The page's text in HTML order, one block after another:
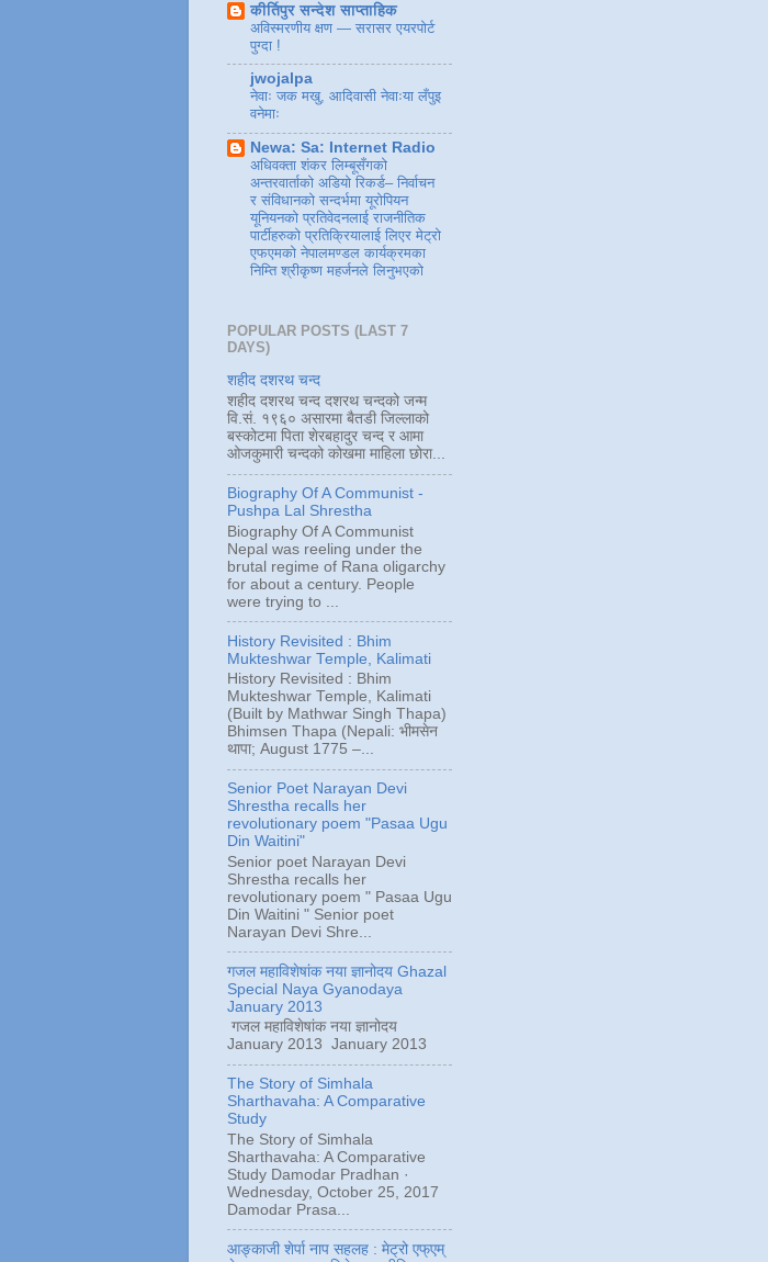
कीर्तिपुर सन्देश साप्ताहिक
अविस्मरणीय क्षण — सरासर एयरपोर्ट
पुग्दा !
jwojalpa
नेवाः जक मखु, आदिवासी नेवाःया लँपुइ
वनेमाः
Newa: Sa: Internet Radio
अधिवक्ता शंकर लिम्बूसँगको
अन्तरवार्ताको अडियो रिकर्ड– निर्वाचन
र संविधानको सन्दर्भमा यूरोपियन
यूनियनको प्रतिवेदनलाई राजनीतिक
पार्टीहरुको प्रतिक्रियालाई लिएर मेट्रो
एफएमको नेपालमण्डल कार्यक्रमका
निम्ति श्रीकृष्ण महर्जनले लिनुभएको
POPULAR POSTS (LAST 7
DAYS)
शहीद दशरथ चन्द
शहीद दशरथ चन्द दशरथ चन्दको जन्म
वि.सं. १९६० असारमा बैतडी जिल्लाको
बस्कोटमा पिता शेरबहादुर चन्द र आमा
ओजकुमारी चन्दको कोखमा माहिला छोरा...
Biography Of A Communist -
Pushpa Lal Shrestha
Biography Of A Communist
Nepal was reeling under the
brutal regime of Rana oligarchy
for about a century. People
were trying to ...
History Revisited : Bhim
Mukteshwar Temple, Kalimati
History Revisited : Bhim
Mukteshwar Temple, Kalimati
(Built by Mathwar Singh Thapa)
Bhimsen Thapa (Nepali: भीमसेन
थापा; August 1775 –...
Senior Poet Narayan Devi
Shrestha recalls her
revolutionary poem "Pasaa Ugu
Din Waitini"
Senior poet Narayan Devi
Shrestha recalls her
revolutionary poem " Pasaa Ugu
Din Waitini " Senior poet
Narayan Devi Shre...
गजल महाविशेषांक नया ज्ञानोदय Ghazal
Special Naya Gyanodaya
January 2013
गजल महाविशेषांक नया ज्ञानोदय
January 2013 January 2013
The Story of Simhala
Sharthavaha: A Comparative
Study
The Story of Simhala
Sharthavaha: A Comparative
Study Damodar Pradhan ·
Wednesday, October 25, 2017
Damodar Prasa...
आङ्काजी शेर्पा नाप सहलह : मेट्रो एफ्एम्